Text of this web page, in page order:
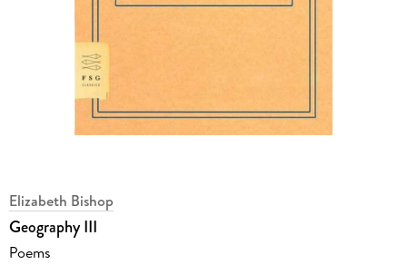
Elizabeth Bishop
Geography III
Poems